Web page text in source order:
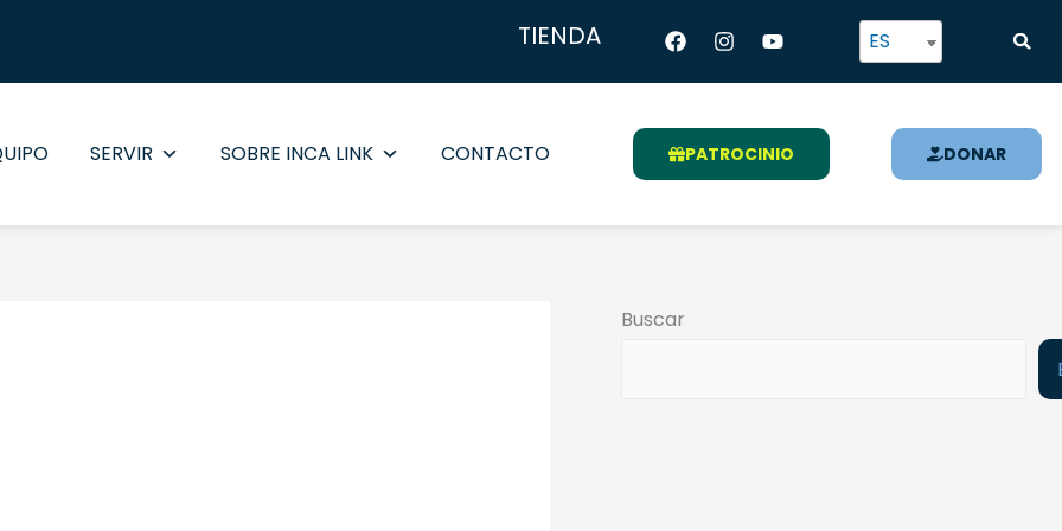
TIENDA Facebook
Instagram
Youtube ES
SERVIR SOBRE INCA LINK CONTACTO PATROCINIO DONAR
Buscar